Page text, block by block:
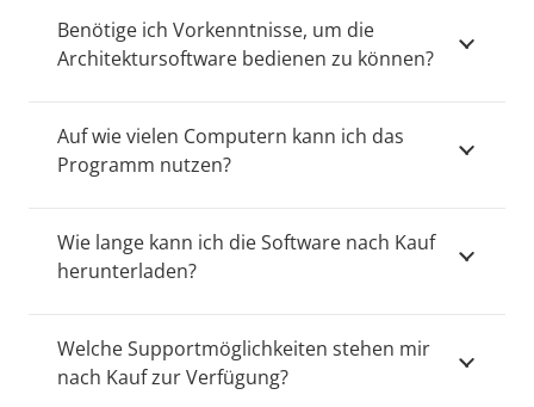
Benötige ich Vorkenntnisse, um die
Architektursoftware bedienen zu können?
Auf wie vielen Computern kann ich das
Programm nutzen?
Wie lange kann ich die Software nach Kauf
herunterladen?
Welche Supportmöglichkeiten stehen mir
nach Kauf zur Verfügung?